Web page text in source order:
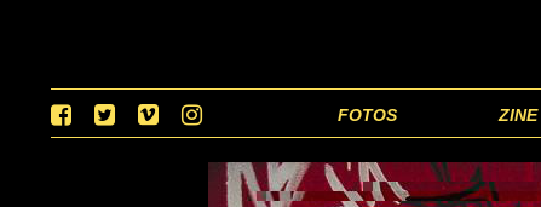
FOTOS ZINE